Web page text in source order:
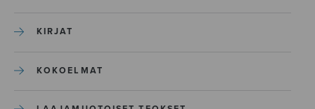
KIRJAT
KOKOELMAT